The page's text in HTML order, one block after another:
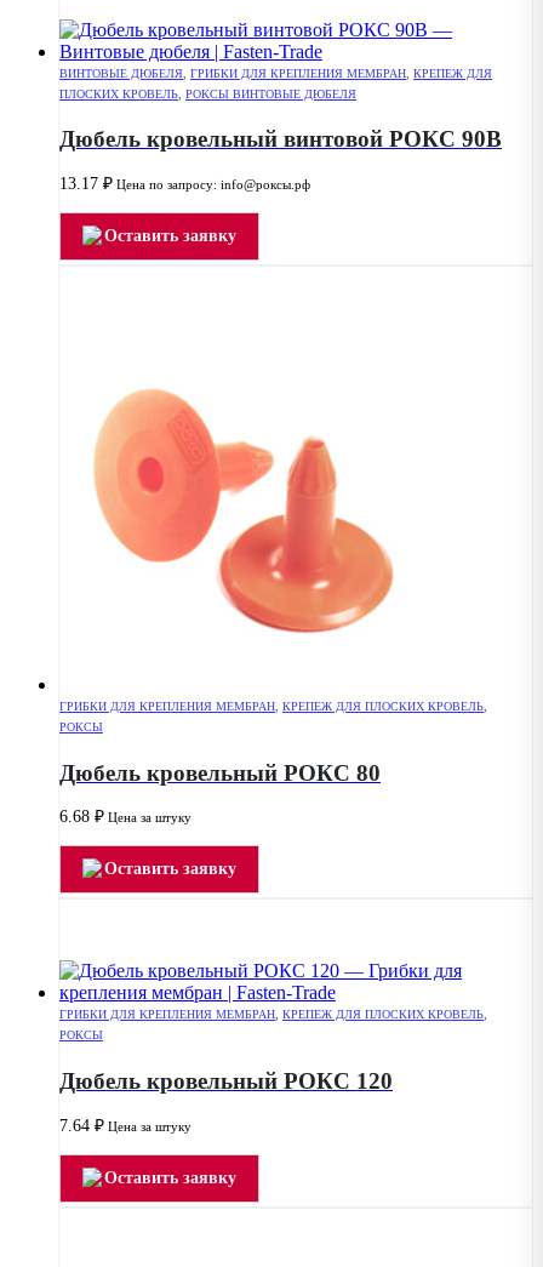
ВИНТОВЫЕ ДЮБЕЛЯ ГРИБКИ ДЛЯ КРЕПЛЕНИЯ МЕМБРАН КРЕПЕЖ ДЛЯ
ПЛОСКИХ КРОВЕЛЬ РОКСЫ ВИНТОВЫЕ ДЮБЕЛЯ
Дюбель кровельный винтовой РОКС 90В
13.17 ₽ Цена по запросу: info@роксы.рф
Оставить заявку
ГРИБКИ ДЛЯ КРЕПЛЕНИЯ МЕМБРАН КРЕПЕЖ ДЛЯ ПЛОСКИХ КРОВЕЛЬ
РОКСЫ
Дюбель кровельный РОКС 80
6.68 ₽ Цена за штуку
Оставить заявку
ГРИБКИ ДЛЯ КРЕПЛЕНИЯ МЕМБРАН, КРЕПЕЖ ДЛЯ ПЛОСКИХ КРОВЕЛЬ,
РОКСЫ
Дюбель кровельный РОКС 120
7.64 ₽ Цена за штуку
Оставить заявку